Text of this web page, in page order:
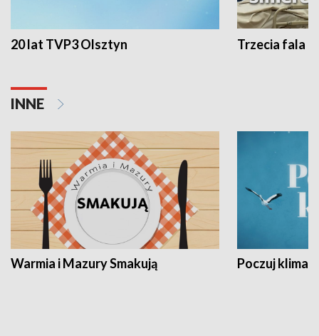
20 lat TVP3 Olsztyn Trzecia fala -
INNE
Warmia i Mazury Smakują Poczuj klimat